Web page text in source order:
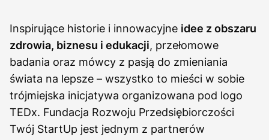
Inspirujące historie i innowacyjne idee z obszaru
zdrowia, biznesu i edukacji, przełomowe
badania oraz mówcy z pasją do zmieniania
świata na lepsze – wszystko to mieści w sobie
trójmiejska inicjatywa organizowana pod logo
TEDx. Fundacja Rozwoju Przedsiębiorczości
Twój StartUp jest jednym z partnerów